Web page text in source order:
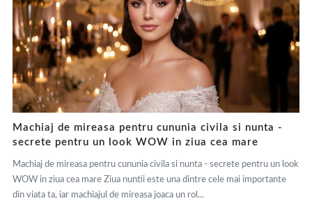
Machiaj de mireasa pentru cununia civila si nunta -
secrete pentru un look WOW in ziua cea mare
Machiaj de mireasa pentru cununia civila si nunta - secrete pentru un look
WOW in ziua cea mare Ziua nuntii este una dintre cele mai importante
din viata ta, iar machiajul de mireasa joaca un rol...